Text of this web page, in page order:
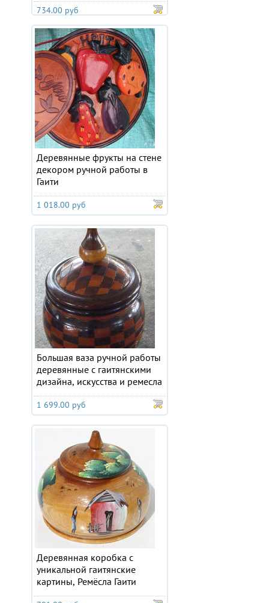
734.00 руб
Деревянные фрукты на стене
декором ручной работы в
Гаити
1 018.00 руб
Большая ваза ручной работы
деревянные с гаитянскими
дизайна, искусства и ремесла
1 699.00 руб
Деревянная коробка с
уникальной гаитянские
картины, Ремёсла Гаити